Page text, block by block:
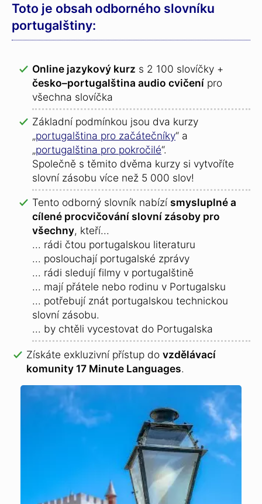
Toto je obsah odborného slovníku
portugalštiny:
Online jazykový kurz s 2 100 slovíčky +
česko–portugalština audio cvičení pro
všechna slovíčka
Základní podmínkou jsou dva kurzy
„portugalština pro začátečníky“ a
„portugalština pro pokročilé“.
Společně s těmito dvěma kurzy si vytvoříte
slovní zásobu více než 5 000 slov!
Tento odborný slovník nabízísmysluplné a
cílené procvičování slovní zásoby pro
všechny, kteří...
... rádi čtou portugalskou literaturu
... poslouchají portugalské zprávy
... rádi sledují filmy v portugalštině
... mají přátele nebo rodinu v Portugalsku
... potřebují znát portugalskou technickou
slovní zásobu.
... by chtěli vycestovat do Portugalska
Získáte exkluzivní přístup do vzdělávací
komunity 17 Minute Languages.